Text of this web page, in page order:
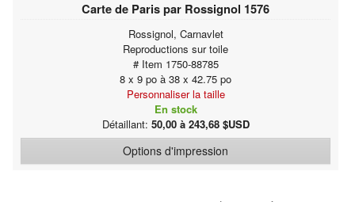
Carte de Paris par Rossignol 1576
Rossignol, Carnavlet
Reproductions sur toile
# Item 1750-88785
8 x 9 po à 38 x 42.75 po
Personnaliser la taille
En stock
Détaillant: 50,00 à 243,68 $USD
Options d'impression